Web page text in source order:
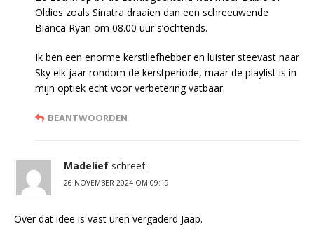
Oldies zoals Sinatra draaien dan een schreeuwende
Bianca Ryan om 08.00 uur s’ochtends.
Ik ben een enorme kerstliefhebber en luister steevast naar
Sky elk jaar rondom de kerstperiode, maar de playlist is in
mijn optiek echt voor verbetering vatbaar.
BEANTWOORDEN
Madelief schreef:
26 NOVEMBER 2024 OM 09:19
Over dat idee is vast uren vergaderd Jaap.